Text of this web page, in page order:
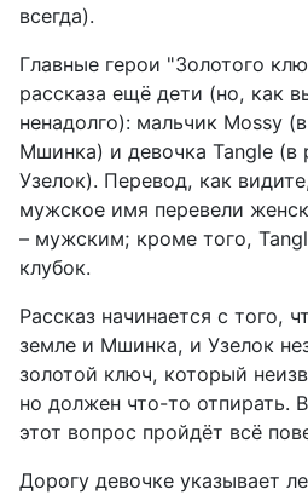
всегда).
Главные герои "Золотого
рассказа ещё дети (но, как
ненадолго): мальчик Mossy
Мшинка) и девочка Tangle (в
Узелок). Перевод, как
мужское имя перевели
– мужским; кроме того,
клубок.
Рассказ начинается с того,
земле и Мшинка, и Узелок
золотой ключ, который
но должен что-то отпирать.
этот вопрос пройдёт всё
Дорогу девочке указывает